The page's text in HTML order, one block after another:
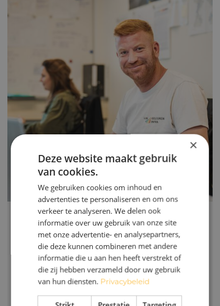
" De plek om je carrière op te
bouwen "
John
Uitvoerder, Van Geleuken Infra
Lees verhaal
×
Deze website maakt gebruik
van cookies.
We gebruiken cookies om inhoud en
advertenties te personaliseren en om ons
verkeer te analyseren. We delen ook
informatie over uw gebruik van onze site
met onze advertentie- en analysepartners,
die deze kunnen combineren met andere
informatie die u aan hen heeft verstrekt of
die zij hebben verzameld door uw gebruik
van hun diensten. Privacybeleid